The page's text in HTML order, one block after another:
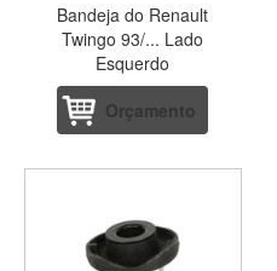
Bandeja do Renault
Twingo 93/... Lado
Esquerdo
Orçamento